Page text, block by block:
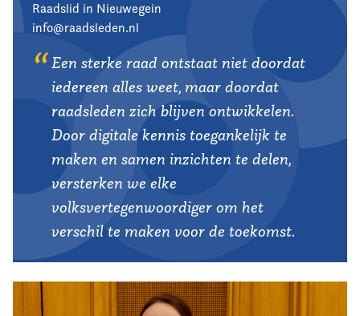
Raadslid in Nieuwegein
info@raadsleden.nl
Een sterke raad ontstaat niet doordat
iedereen alles weet, maar doordat
raadsleden zich blijven ontwikkelen.
Door digitale kennis toegankelijk te
maken en samen inzichten te delen,
versterken we elke
volksvertegenwoordiger om het
verschil te maken voor de toekomst.